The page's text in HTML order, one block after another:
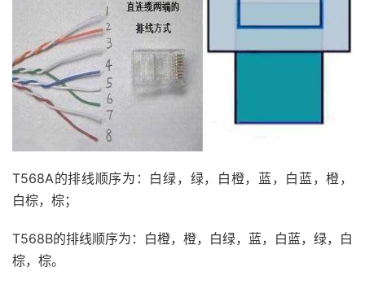
T568A的排线顺序为：白绿，绿，白橙，蓝，白蓝，橙，
白棕，棕；
T568B的排线顺序为：白橙，橙，白绿，蓝，白蓝，绿，白
棕，棕。